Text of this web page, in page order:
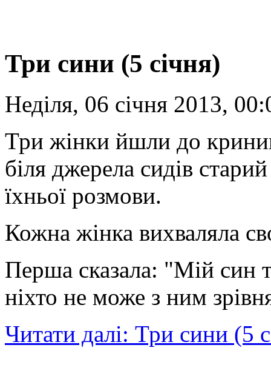
Три сини (5 січня)
Неділя, 06 січня 2013,
Три жінки йшли до
біля джерела сидів
їхньої розмови.
Кожна жінка вихваляла
Перша сказала: "Мій син
ніхто не може з ним
Читати далі: Три сини (5